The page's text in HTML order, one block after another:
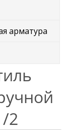
арматура
2